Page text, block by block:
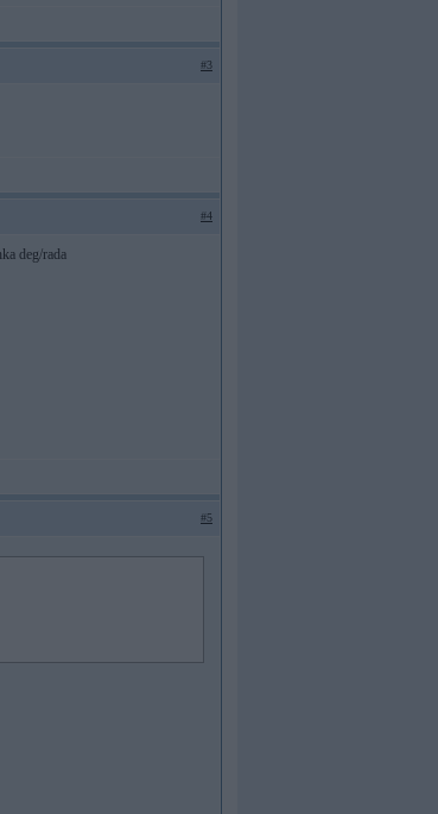
#3
#4
deg/rada
#5